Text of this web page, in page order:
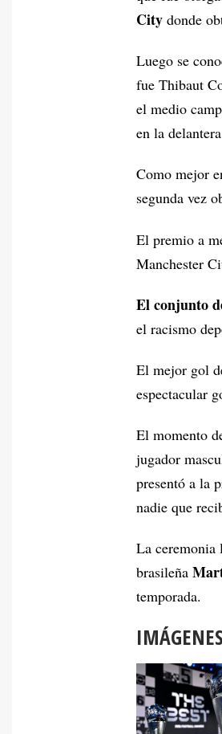
City donde
Luego se
fue Thibaut
el medio
en la
Como mejor
segunda vez
El premio a
Manchester
El conjunto
el racismo
El mejor gol
espectacular
El momento
jugador
presentó a la
nadie que
La ceremonia
brasileña
temporada.